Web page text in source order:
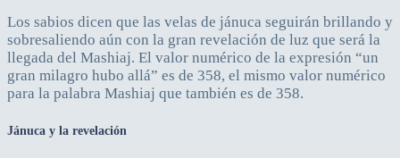
Los sabios dicen que las velas de jánuca seguirán brillando y
sobresaliendo aún con la gran revelación de luz que será la
llegada del Mashiaj. El valor numérico de la expresión “un
gran milagro hubo allá” es de 358, el mismo valor numérico
para la palabra Mashiaj que también es de 358.
Jánuca y la revelación